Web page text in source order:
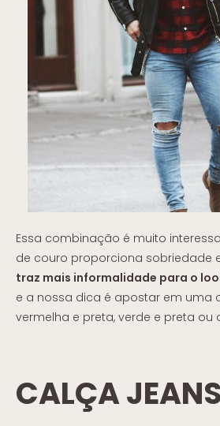
Essa combinação é muito
de couro proporciona sobriedade
traz mais informalidade para o
e a nossa dica é apostar em uma
vermelha e preta, verde e preta ou
CALÇA JEANS